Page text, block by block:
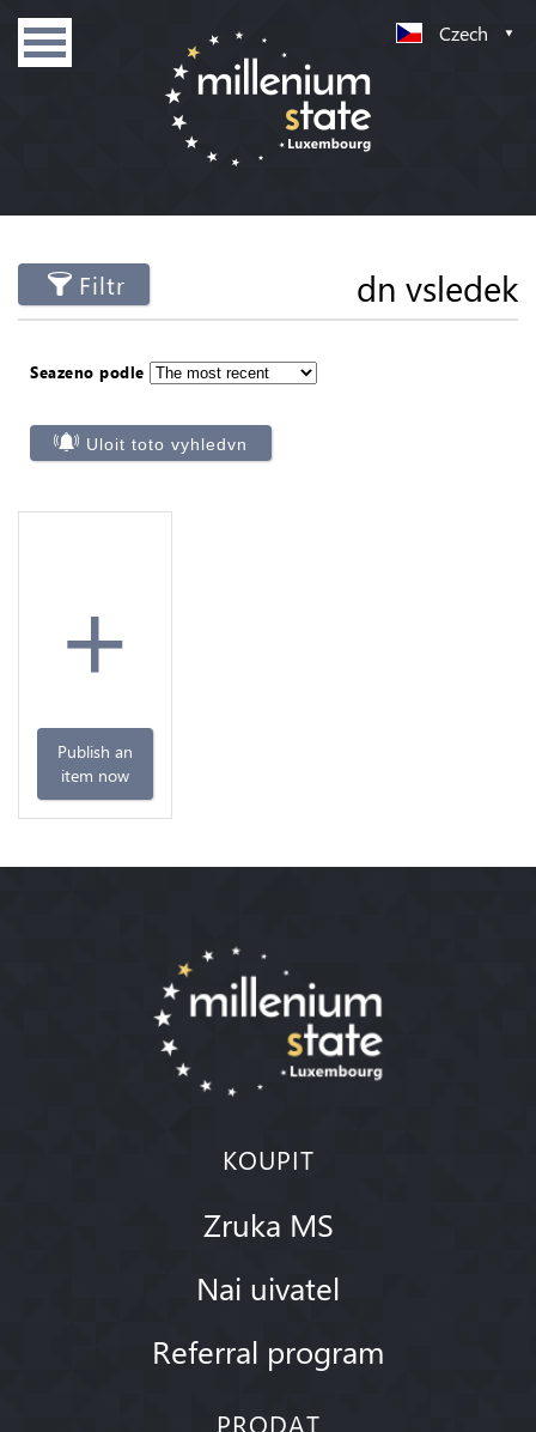
Czech
Filtr dn vsledek
Seazeno podle
Uloit toto vyhledvn
+
Publish an
item now
KOUPIT
Zruka MS
Nai uivatel
Referral program
PRODAT